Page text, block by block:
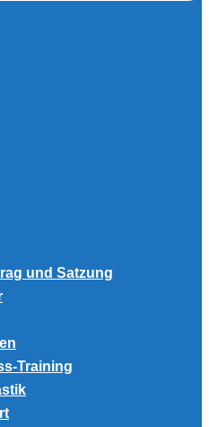
und Satzung
Training